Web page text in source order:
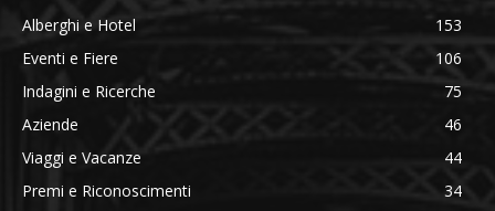
Alberghi e Hotel
153
Eventi e Fiere
106
Indagini e Ricerche
75
Aziende
46
Viaggi e Vacanze
44
Premi e Riconoscimenti
34